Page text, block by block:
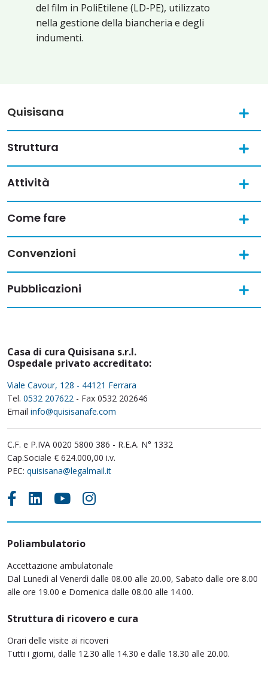
del film in PoliEtilene (LD-PE), utilizzato
nella gestione della biancheria e degli
indumenti.
Quisisana
Struttura
Attività
Come fare
Convenzioni
Pubblicazioni
Casa di cura Quisisana s.r.l.
Ospedale privato accreditato:
Viale Cavour, 128 - 44121 Ferrara
Tel. 0532 207622 - Fax 0532 202646
Email info@quisisanafe.com
C.F. e P.IVA 0020 5800 386 - R.E.A. N° 1332
Cap.Sociale € 624.000,00 i.v.
PEC: quisisana@legalmail.it
Poliambulatorio
Accettazione ambulatoriale
Dal Lunedì al Venerdì dalle 08.00 alle 20.00, Sabato dalle ore 8.00
alle ore 19.00 e Domenica dalle 08.00 alle 14.00.
Struttura di ricovero e cura
Orari delle visite ai ricoveri
Tutti i giorni, dalle 12.30 alle 14.30 e dalle 18.30 alle 20.00.